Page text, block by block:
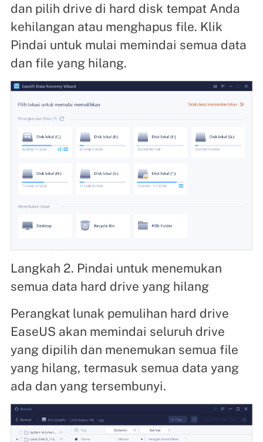
dan pilih drive di hard disk tempat Anda
kehilangan atau menghapus file. Klik
Pindai untuk mulai memindai semua data
dan file yang hilang.
Langkah 2. Pindai untuk menemukan
semua data hard drive yang hilang
Perangkat lunak pemulihan hard drive
EaseUS akan memindai seluruh drive
yang dipilih dan menemukan semua file
yang hilang, termasuk semua data yang
ada dan yang tersembunyi.